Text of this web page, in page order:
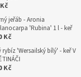
jeřáb - Aronia
'Rubina' 1 l - keř
Kč
rybíz 'Wersailský bílý' - keř V
Kč